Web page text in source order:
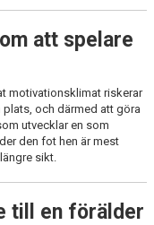
att spelare
motivationsklimat riskerar
och därmed att göra
utvecklar en som
den fot hen är mest
sikt.
till en förälder